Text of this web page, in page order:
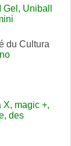
Uniball
du Cultura
X, magic +,
des